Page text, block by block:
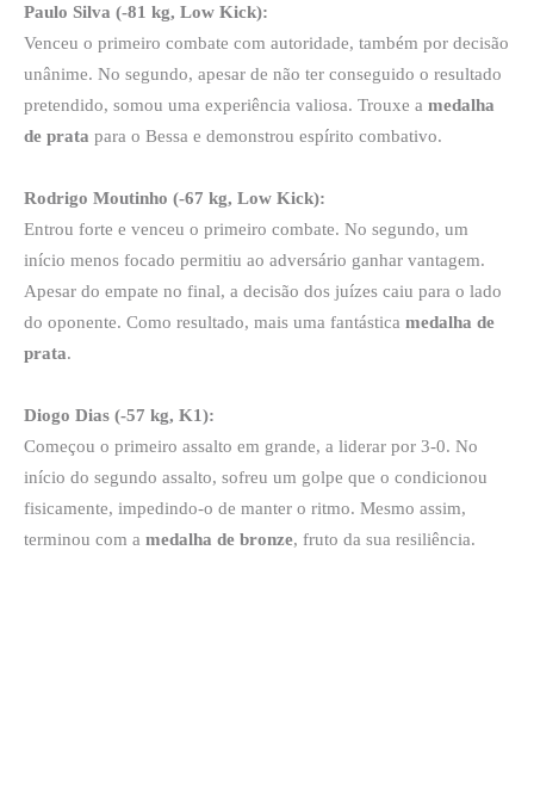
Paulo Silva (-81 kg, Low Kick):
Venceu o primeiro combate com autoridade, também por decisão
unânime. No segundo, apesar de não ter conseguido o resultado
pretendido, somou uma experiência valiosa. Trouxe a medalha
de prata para o Bessa e demonstrou espírito combativo.
Rodrigo Moutinho (-67 kg, Low Kick):
Entrou forte e venceu o primeiro combate. No segundo, um
início menos focado permitiu ao adversário ganhar vantagem.
Apesar do empate no final, a decisão dos juízes caiu para o lado
do oponente. Como resultado, mais uma fantástica medalha de
prata.
Diogo Dias (-57 kg, K1):
Começou o primeiro assalto em grande, a liderar por 3-0. No
início do segundo assalto, sofreu um golpe que o condicionou
fisicamente, impedindo-o de manter o ritmo. Mesmo assim,
terminou com a medalha de bronze, fruto da sua resiliência.